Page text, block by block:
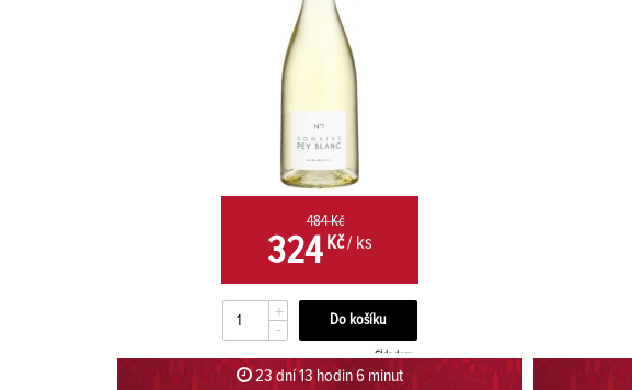
484 Kč
324 Kč/ ks
+
-
Skladem
23 dní 13 hodin 5 minut 59 sekund